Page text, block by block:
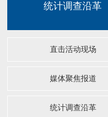
统计调查沿革
直击活动现场
媒体聚焦报道
统计调查沿革